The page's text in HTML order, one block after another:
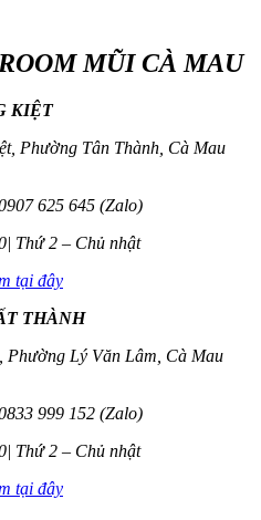
MŨI CÀ MAU
KIỆT
Phường Tân Thành, Cà Mau
625 645 (Zalo)
Thứ 2 – Chủ nhật
tại đây
THÀNH
Lý Văn Lâm, Cà Mau
999 152 (Zalo)
Thứ 2 – Chủ nhật
tại đây